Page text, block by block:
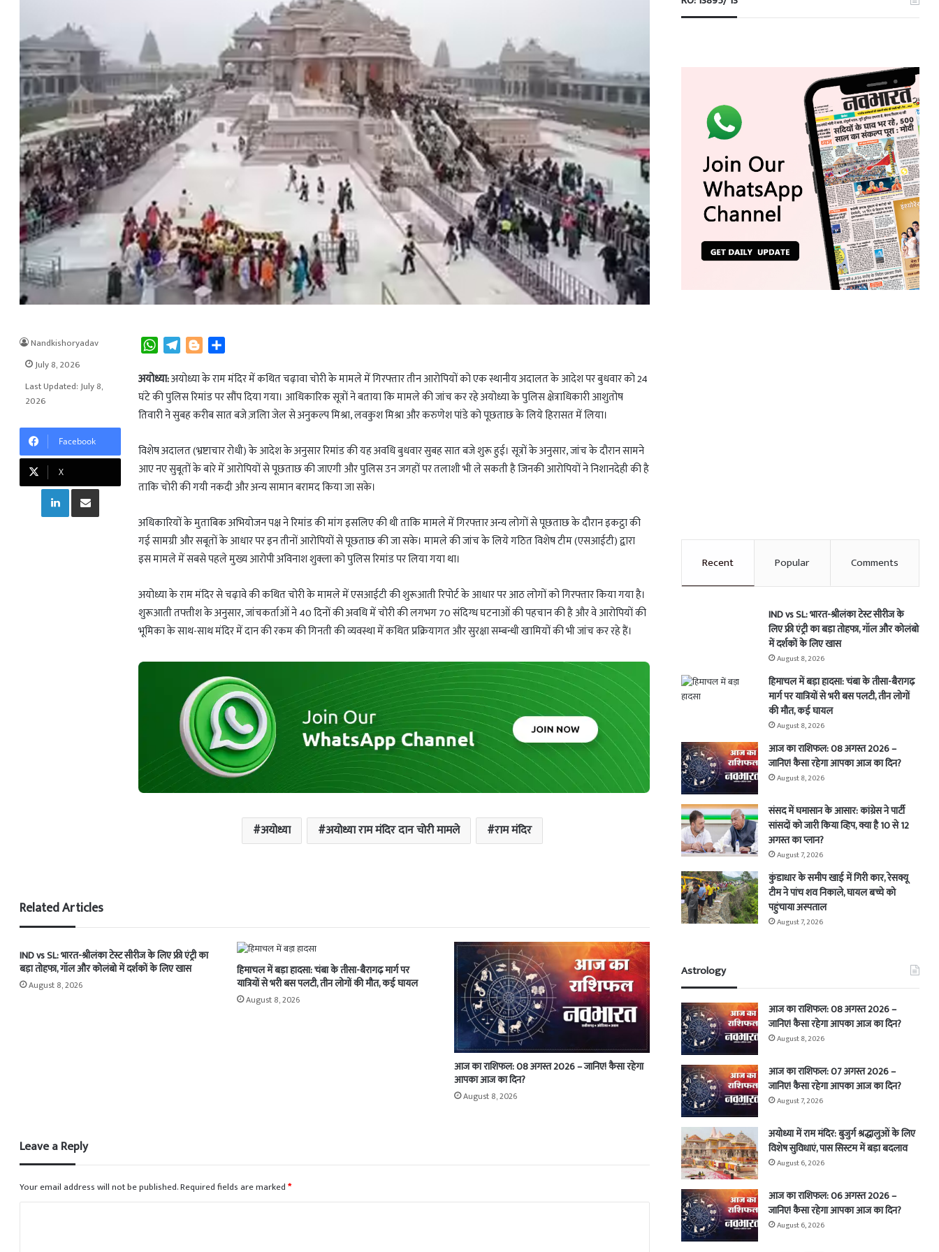
W
a
t
s
p
p
T
l
e
g
a
m
B
o
g
g
r
a
r
e
अयोध्या:अयोध्या के राम मंदिर में कथित चढ़ावा चोरी के मामले में गिरफ्तार तीन आरोपियों को एक स्थानीय अदालत के आदेश पर बुधवार को 24
घंटे की पुलिस रिमांड पर सौंप दिया गया। आधिकारिक सूत्रों ने बताया कि मामले की जांच कर रहे अयोध्या के पुलिस क्षेत्राधिकारी आशुतोष
तिवारी ने सुबह करीब सात बजे ज़लिा जेल से अनुकल्प मिश्रा, लवकुश मिश्रा और करुणेश पांडे को पूछताछ के लिये हिरासत में लिया।
विशेष अदालत (भ्रष्टाचार रोधी) के आदेश के अनुसार रिमांड की यह अवधि बुधवार सुबह सात बजे शुरू हुई। सूत्रों के अनुसार, जांच के दौरान सामने
आए नए सुबूतों के बारे में आरोपियों से पूछताछ की जाएगी और पुलिस उन जगहों पर तलाशी भी ले सकती है जिनकी आरोपियों ने निशानदेही की है
ताकि चोरी की गयी नकदी और अन्य सामान बरामद किया जा सके।
अधिकारियों के मुताबिक अभियोजन पक्ष ने रिमांड की मांग इसलिए की थी ताकि मामले में गिरफ्तार अन्य लोगों से पूछताछ के दौरान इकट्ठा की
गई सामग्री और सबूतों के आधार पर इन तीनों आरोपियों से पूछताछ की जा सके। मामले की जांच के लिये गठित विशेष टीम (एसआईटी) द्वारा
इस मामले में सबसे पहले मुख्य आरोपी अविनाश शुक्ला को पुलिस रिमांड पर लिया गया था।
अयोध्या के राम मंदिर से चढ़ावे की कथित चोरी के मामले में एसआईटी की शुरूआती रिपोर्ट के आधार पर आठ लोगों को गिरफ्तार किया गया है।
शुरूआती तफ्तीश के अनुसार, जांचकर्ताओं ने 40 दिनों की अवधि में चोरी की लगभग 70 संदिग्ध घटनाओं की पहचान की है और वे आरोपियों की
भूमिका के साथ-साथ मंदिर में दान की रकम की गिनती की व्यवस्था में कथित प्रक्रियागत और सुरक्षा सम्बन्धी खामियों की भी जांच कर रहे हैं।
अयोध्या अयोध्या राम मंदिर दान चोरी मामले राम मंदिर
Nandkishoryadav
July 8, 2026
Last Updated: July 8,
2026
Facebook
X
LinkedInShare via Email
Related Articles
IND vs SL: भारत-श्रीलंका टेस्ट सीरीज के लिए फ्री एंट्री का
बड़ा तोहफा, गॉल और कोलंबो में दर्शकों के लिए खास
August 8, 2026
हिमाचल में बड़ा हादसा: चंबा के तीसा-बैरागढ़ मार्ग पर
यात्रियों से भरी बस पलटी, तीन लोगों की मौत, कई घायल
August 8, 2026
आज का राशिफल: 08 अगस्त 2026 – जानिए! कैसा रहेगा
आपका आज का दिन?
August 8, 2026
Leave a Reply
Your email address will not be published.Required fields are marked*
Recent Popular Comments
IND vs SL: भारत-श्रीलंका टेस्ट सीरीज के
लिए फ्री एंट्री का बड़ा तोहफा, गॉल और कोलंबो
में दर्शकों के लिए खास
August 8, 2026
हिमाचल में बड़ा हादसा: चंबा के तीसा-बैरागढ़
मार्ग पर यात्रियों से भरी बस पलटी, तीन लोगों
की मौत, कई घायल
August 8, 2026
आज का राशिफल: 08 अगस्त 2026 –
जानिए! कैसा रहेगा आपका आज का दिन?
August 8, 2026
संसद में घमासान के आसार: कांग्रेस ने पार्टी
सांसदों को जारी किया व्हिप, क्या है 10 से 12
अगस्त का प्लान?
August 7, 2026
कुंडाधार के समीप खाई में गिरी कार, रेसक्यू
टीम ने पांच शव निकाले, घायल बच्चे को
पहुंचाया अस्पताल
August 7, 2026
Astrology
आज का राशिफल: 08 अगस्त 2026 –
जानिए! कैसा रहेगा आपका आज का दिन?
August 8, 2026
आज का राशिफल: 07 अगस्त 2026 –
जानिए! कैसा रहेगा आपका आज का दिन?
August 7, 2026
अयोध्या में राम मंदिर: बुजुर्ग श्रद्धालुओं के लिए
विशेष सुविधाएं, पास सिस्टम में बड़ा बदलाव
August 6, 2026
आज का राशिफल: 06 अगस्त 2026 –
जानिए! कैसा रहेगा आपका आज का दिन?
August 6, 2026